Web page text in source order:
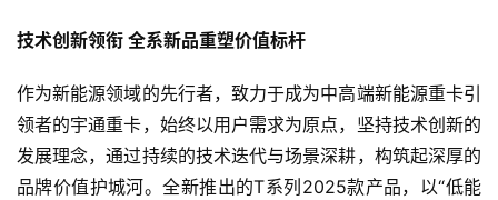
技术创新领衔 全系新品重塑价值标杆
作为新能源领域的先行者，致力于成为中高端新能源重卡引
领者的宇通重卡，始终以用户需求为原点，坚持技术创新的
发展理念，通过持续的技术迭代与场景深耕，构筑起深厚的
品牌价值护城河。全新推出的T系列2025款产品，以“低能